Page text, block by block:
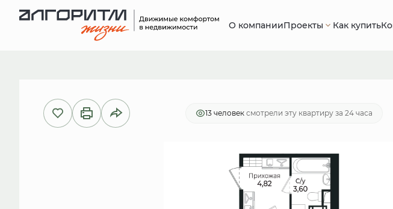
О компанииПроекты Как купить
Студия27.3 м26 188 473 руб.Ипотекаот 18 006 руб./мес.
13 человек смотрели эту квартиру за 24 часа